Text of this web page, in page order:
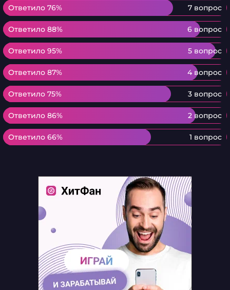
Ответило 76% 7 вопрос
Ответило 76%
Ответило 88% 6 вопрос
Ответило 88%
Ответило 95% 5 вопрос
Ответило 95%
Ответило 87% 4 вопрос
Ответило 87%
Ответило 75% 3 вопрос
Ответило 75%
Ответило 86% 2 вопрос
Ответило 86%
Ответило 66% 1 вопрос
Ответило 66%